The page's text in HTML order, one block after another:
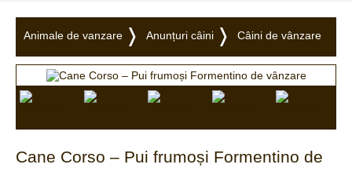
Animale de vanzare Anunțuri câini Câini de vânzare
Cane Corso – Pui frumoși Formentino de